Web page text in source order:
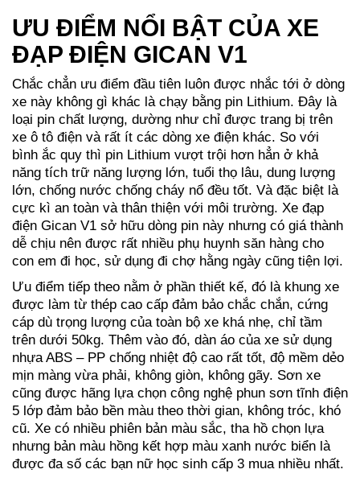
ƯU ĐIỂM NỔI BẬT CỦA XE
ĐẠP ĐIỆN GICAN V1
Chắc chẳn ưu điểm đầu tiên luôn được nhắc tới ở dòng
xe này không gì khác là chạy bằng pin Lithium. Đây là
loại pin chất lượng, dường như chỉ được trang bị trên
xe ô tô điện và rất ít các dòng xe điện khác. So với
bình ắc quy thì pin Lithium vượt trội hơn hẳn ở khả
năng tích trữ năng lượng lớn, tuổi thọ lâu, dung lượng
lớn, chống nước chống cháy nổ đều tốt. Và đặc biệt là
cực kì an toàn và thân thiện với môi trường. Xe đạp
điện Gican V1 sở hữu dòng pin này nhưng có giá thành
dễ chịu nên được rất nhiều phụ huynh săn hàng cho
con em đi học, sử dụng đi chợ hằng ngày cũng tiện lợi.
Ưu điểm tiếp theo nằm ở phần thiết kế, đó là khung xe
được làm từ thép cao cấp đảm bảo chắc chắn, cứng
cáp dù trọng lượng của toàn bộ xe khá nhẹ, chỉ tầm
trên dưới 50kg. Thêm vào đó, dàn áo của xe sử dụng
nhựa ABS – PP chống nhiệt độ cao rất tốt, độ mềm dẻo
mịn màng vừa phải, không giòn, không gãy. Sơn xe
cũng được hãng lựa chọn công nghệ phun sơn tĩnh điện
5 lớp đảm bảo bền màu theo thời gian, không tróc, khó
cũ. Xe có nhiều phiên bản màu sắc, tha hồ chọn lựa
nhưng bản màu hồng kết hợp màu xanh nước biển là
được đa số các bạn nữ học sinh cấp 3 mua nhiều nhất.